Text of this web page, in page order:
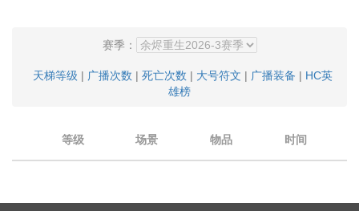
赛季：
天梯等级 | 广播次数 | 死亡次数 | 大号符文 | 广播装备 | HC英
雄榜
等级 场景 物品 时间